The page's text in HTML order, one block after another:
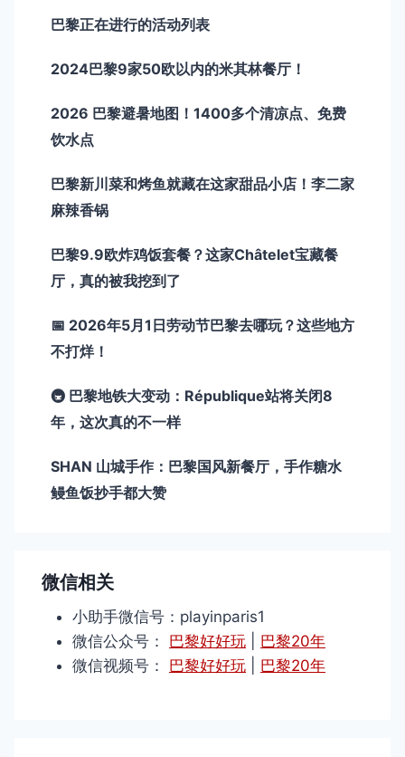
巴黎正在进行的活动列表
2024巴黎9家50欧以内的米其林餐厅！
2026 巴黎避暑地图！1400多个清凉点、免费
饮水点
巴黎新川菜和烤鱼就藏在这家甜品小店！李二家
麻辣香锅
巴黎9.9欧炸鸡饭套餐？这家Châtelet宝藏餐
厅，真的被我挖到了
📅 2026年5月1日劳动节巴黎去哪玩？这些地方
不打烊！
🚇 巴黎地铁大变动：République站将关闭8
年，这次真的不一样
SHAN 山城手作：巴黎国风新餐厅，手作糖水
鳗鱼饭抄手都大赞
微信相关
小助手微信号：playinparis1
微信公众号： 巴黎好好玩
巴黎20年
微信视频号： 巴黎好好玩 巴黎20年